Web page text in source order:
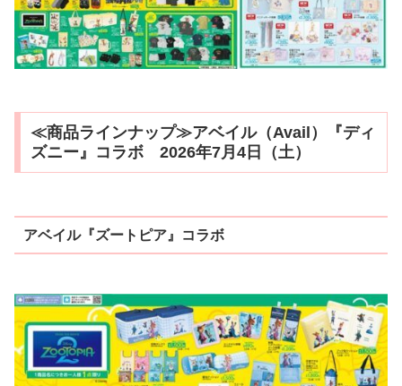
≪商品ラインナップ≫アベイル（Avail）『ディ
ズニー』コラボ 2026年7月4日（土）
アベイル『ズートピア』コラボ